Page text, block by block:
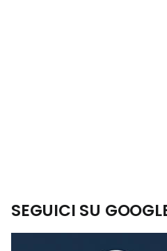
SEGUICI SU